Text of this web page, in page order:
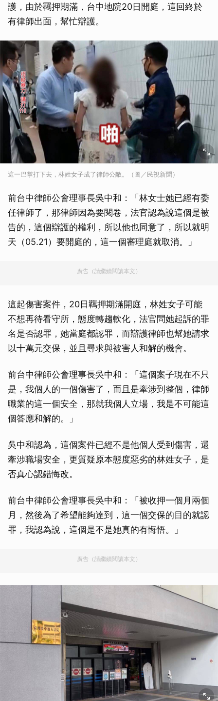
護，由於羈押期滿，台中地院20日開庭，這回終於
有律師出面，幫忙辯護。
這一巴掌打下去，林姓女子成了律師公敵。（圖／民視新聞）
前台中律師公會理事長吳中和：「林女士她已經有委
任律師了，那律師因為要閱卷，法官認為說這個是被
告的，這個辯護的權利，所以他也同意了，所以就明
天（05.21）要開庭的，這一個審理庭就取消。」
廣告（請繼續閱讀本文）
這起傷害案件，20日羈押期滿開庭，林姓女子可能
不想再待看守所，態度轉趨軟化，法官問她起訴的罪
名是否認罪，她當庭都認罪，而辯護律師也幫她請求
以十萬元交保，並且尋求與被害人和解的機會。
前台中律師公會理事長吳中和：「這個案子現在不只
是，我個人的一個傷害了，而且是牽涉到整個，律師
職業的這一個安全，那就我個人立場，我是不可能這
個答應和解的。」
吳中和認為，這個案件已經不是他個人受到傷害，還
牽涉職場安全，更質疑原本態度惡劣的林姓女子，是
否真心認錯悔改。
前台中律師公會理事長吳中和：「被收押一個月兩個
月，然後為了希望能夠達到，這一個交保的目的就認
罪，我認為說，這個是不是她真的有悔悟。」
廣告（請繼續閱讀本文）